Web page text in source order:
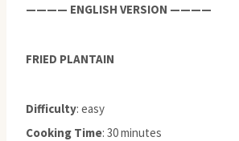
———— ENGLISH VERSION ————
FRIED PLANTAIN
Difficulty: easy
Cooking Time: 30 minutes